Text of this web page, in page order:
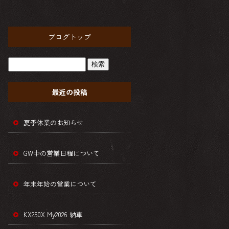
ブログトップ
最近の投稿
夏季休業のお知らせ
GW中の営業日程について
年末年始の営業について
KX250X My2026 納車